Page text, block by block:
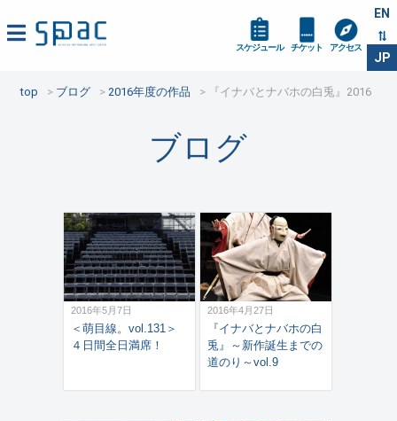
EN
JP
スケジュール チケット アクセス
top ブログ 2016年度の作品 『イナバとナバホの白兎』2016
ブログ
2016年5月7日
＜萌目線。vol.131＞
４日間全日満席！
2016年4月27日
『イナバとナバホの白
兎』～新作誕生までの
道のり～vol.9